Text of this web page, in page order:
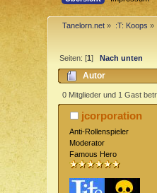
Tanelorn.net » :T: Koops »
Seiten: [1]Nach unten
Autor
0 Mitglieder und 1 Gast
jcorporation
Anti-Rollenspieler
Moderator
Famous Hero